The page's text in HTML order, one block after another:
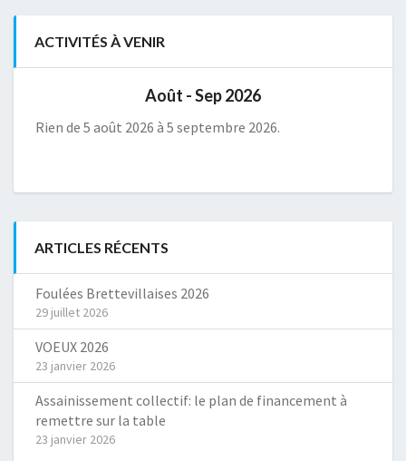
ACTIVITÉS À VENIR
Août - Sep 2026
Rien de 5 août 2026 à 5 septembre 2026.
ARTICLES RÉCENTS
Foulées Brettevillaises 2026
29 juillet 2026
VOEUX 2026
23 janvier 2026
Assainissement collectif: le plan de financement à
remettre sur la table
23 janvier 2026